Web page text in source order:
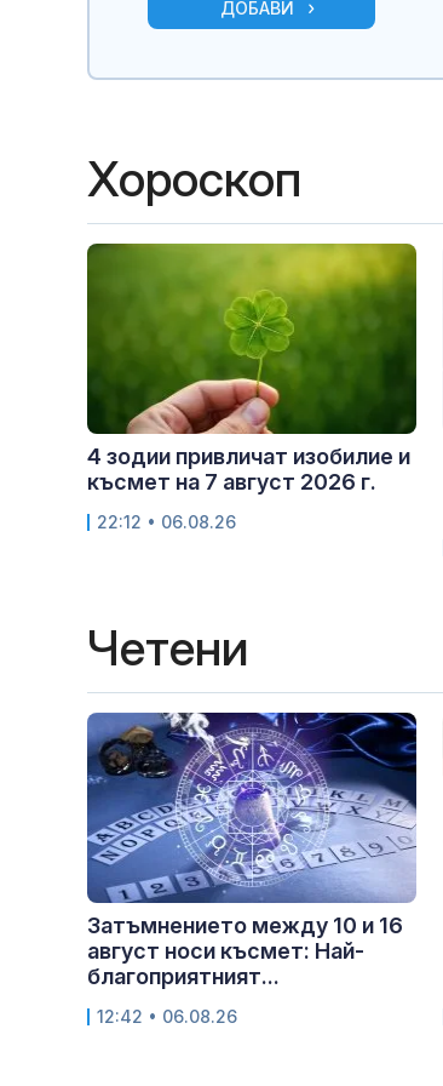
ДОБАВИ
Хороскоп
4 зодии привличат изобилие и
късмет на 7 август 2026 г.
22:12 • 06.08.26
Четени
Затъмнението между 10 и 16
август носи късмет: Най-
благоприятният...
12:42 • 06.08.26